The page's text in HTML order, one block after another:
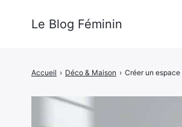
Accueil › Déco & Maison › Créer un
Le Blog Féminin